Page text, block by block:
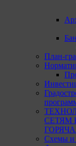
План-
СЕТЯМ
Схемы и